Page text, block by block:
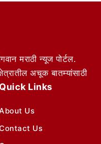
मराठी न्यूज पोर्टल.
अचूक बातम्यांसाठी
Quick Links
Us
Us